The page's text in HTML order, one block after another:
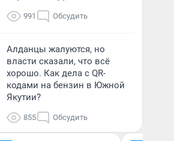
991 Обсудить
Алданцы жалуются, но
власти сказали, что всё
хорошо. Как дела с QR-
кодами на бензин в Южной
Якутии?
855 Обсудить